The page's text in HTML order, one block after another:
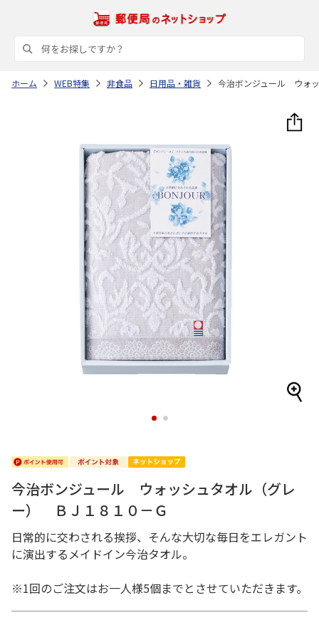
ホーム WEB特集 非食品 日用品・雑貨 今治ボンジュール ウォ
1 2
今治ボンジュール ウォッシュタオル（グレ
ー） ＢＪ１８１０－Ｇ
日常的に交わされる挨拶、そんな大切な毎日をエレガント
に演出するメイドイン今治タオル。
※1回のご注文はお一人様5個までとさせていただきます。